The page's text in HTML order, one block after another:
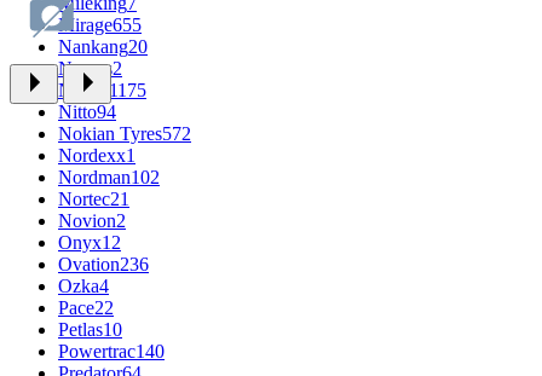
Mirage655
Nankang20
Nereus2
Nexen
1175
Nitto94
Nokian Tyres572
Nordexx1
Nordman102
Nortec21
Novion2
Onyx12
Ovation236
Ozka4
Pace22
Petlas10
Powertrac140